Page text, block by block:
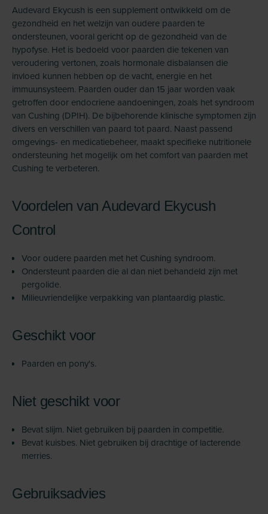
Audevard Ekycush is een supplement ontwikkeld om de
gezondheid en het welzijn van oudere paarden te
ondersteunen, vooral gericht op de gezondheid van de
hypofyse. Het is bedoeld voor paarden die tekenen van
veroudering vertonen, zoals hormonale disbalansen die
invloed kunnen hebben op de vacht, energie en het
immuunsysteem. Paarden ouder dan 15 jaar worden vaak
getroffen door endocriene aandoeningen, zoals het syndroom
van Cushing (DPIH). De bijbehorende klinische symptomen zijn
divers en verschillen van paard tot paard. Naast passend
omgevings- en medicatiebeheer, maakt specifieke nutritionele
ondersteuning het mogelijk om het comfort van paarden met
Cushing te verbeteren.
Voordelen van Audevard Ekycush
Control
Voor oudere paarden met het Cushing syndroom.
Ondersteunt paarden die al dan niet behandeld zijn met
pergolide.
Milieuvriendelijke verpakking van plantaardig plastic.
Geschikt voor
Paarden en pony's.
Niet geschikt voor
Bevat slijm. Niet gebruiken bij paarden in competitie.
Bevat kuisbes. Niet gebruiken bij drachtige of lacterende
merries.
Gebruiksadvies